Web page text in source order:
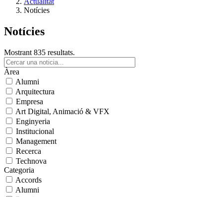
Notícies
Notícies
Mostrant 835 resultats.
Àrea
Alumni
Arquitectura
Empresa
Art Digital, Animació & VFX
Enginyeria
Institucional
Management
Recerca
Technova
Categoria
Accords
Alumni